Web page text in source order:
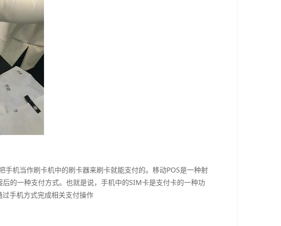
机当作刷卡机中的刷卡器来刷卡就能支付的。移动POS是一种射
的一种支付方式。也就是说，手机中的SIM卡是支付卡的一种功
手机方式完成相关支付操作